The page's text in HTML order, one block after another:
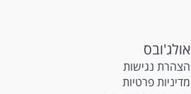
אולג'ובס
הצהרת נגישות
מדיניות פרטיות